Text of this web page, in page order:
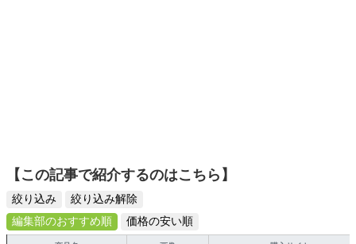
【この記事で紹介するのはこちら】
絞り込み
絞り込み解除
編集部のおすすめ順
価格の安い順